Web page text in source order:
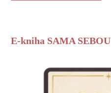
E-kniha SAMA SEBOU